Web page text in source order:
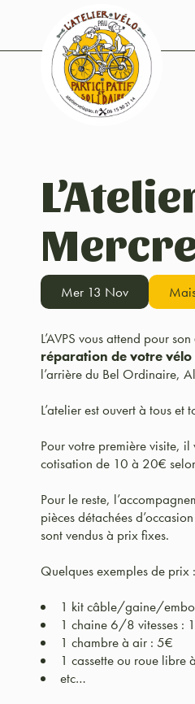
Mer 13 Nov
L’AVPS vous attend pour son
réparation de votre vélo
l’arrière du Bel Ordinaire,
L’atelier est ouvert à tous et
Pour votre première visite, il
cotisation de 10 à 20€
Pour le reste,
pièces détachées
sont vendus à prix fixes.
Quelques exemples de prix :
1 kit câble/gaine/
1 chaine 6/8 vitesses :
1 chambre à air : 5€
1 cassette ou roue libre
etc…